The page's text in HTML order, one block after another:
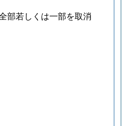
部若しくは一部を取消